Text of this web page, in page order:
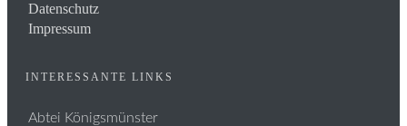
Datenschutz
Impressum
INTERESSANTE LINKS
Abtei Königsmünster